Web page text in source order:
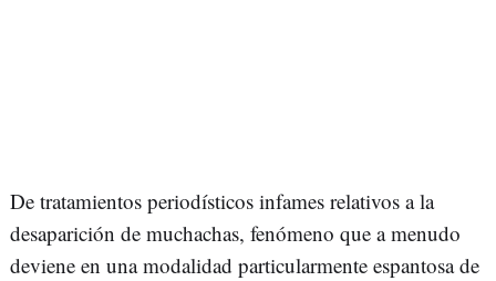
De tratamientos periodísticos infames relativos a la
desaparición de muchachas, fenómeno que a menudo
deviene en una modalidad particularmente espantosa de